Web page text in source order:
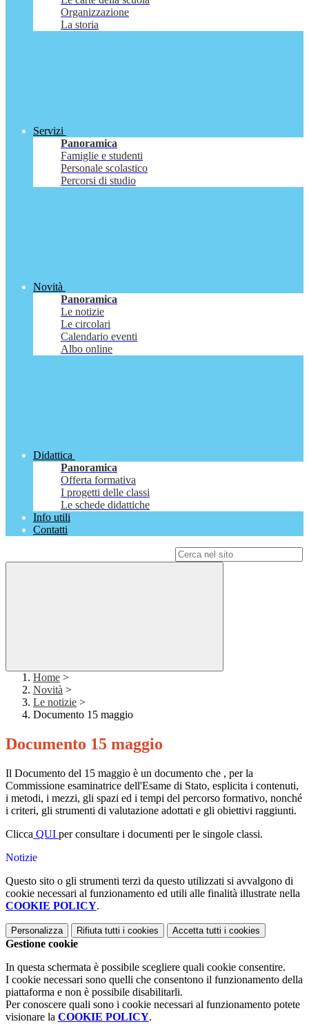
Organizzazione
La storia
Servizi
Panoramica
Famiglie e studenti
Personale scolastico
Percorsi di studio
Novità
Panoramica
Le notizie
Le circolari
Calendario eventi
Albo online
Didattica
Panoramica
Offerta formativa
I progetti delle classi
Le schede didattiche
Info utili
Contatti
Home >
Novità >
Le notizie >
Documento 15 maggio
Documento 15 maggio
Il Documento del 15 maggio è un documento che , per la
Commissione esaminatrice dell'Esame di Stato, esplicita i contenuti,
i metodi, i mezzi, gli spazi ed i tempi del percorso formativo, nonché
i criteri, gli strumenti di valutazione adottati e gli obiettivi raggiunti.
Clicca QUI per consultare i documenti per le singole classi.
Notizie
Questo sito o gli strumenti terzi da questo utilizzati si avvalgono di
cookie necessari al funzionamento ed utili alle finalità illustrate nella
COOKIE POLICY.
Personalizza Rifiuta tutti i cookies Accetta tutti i cookies
Gestione cookie
In questa schermata è possibile scegliere quali cookie consentire.
I cookie necessari sono quelli che consentono il funzionamento della
piattaforma e non è possibile disabilitarli.
Per conoscere quali sono i cookie necessari al funzionamento potete
visionare la COOKIE POLICY.